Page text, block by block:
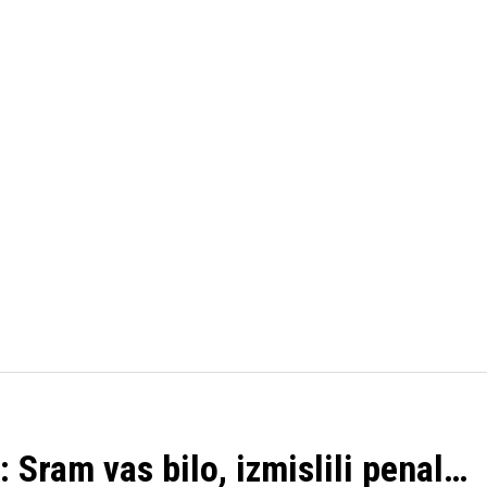
Sram vas bilo, izmislili penal…